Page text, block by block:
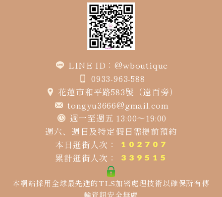
LINE ID：@wboutique
0933-963-588
花蓮市和平路583號（遠百旁）
tongyu3666@gmail.com
週一至週五 13:00～19:00
週六、週日及特定假日需提前預約
本日逛街人次：
累計逛街人次：
本網站採用全球最先進的TLS加密處理技術以確保所有傳
輸資訊安全無虞